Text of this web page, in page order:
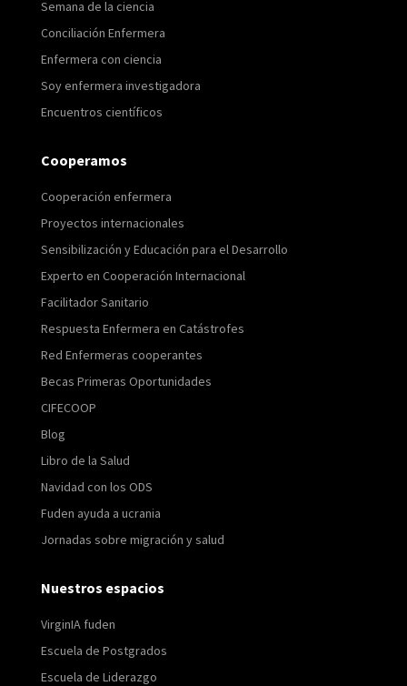
Semana de la ciencia
Conciliación Enfermera
Enfermera con ciencia
Soy enfermera investigadora
Encuentros científicos
Cooperamos
Cooperación enfermera
Proyectos internacionales
Sensibilización y Educación para el Desarrollo
Experto en Cooperación Internacional
Facilitador Sanitario
Respuesta Enfermera en Catástrofes
Red Enfermeras cooperantes
Becas Primeras Oportunidades
CIFECOOP
Blog
Libro de la Salud
Navidad con los ODS
Fuden ayuda a ucrania
Jornadas sobre migración y salud
Nuestros espacios
VirginIA fuden
Escuela de Postgrados
Escuela de Liderazgo